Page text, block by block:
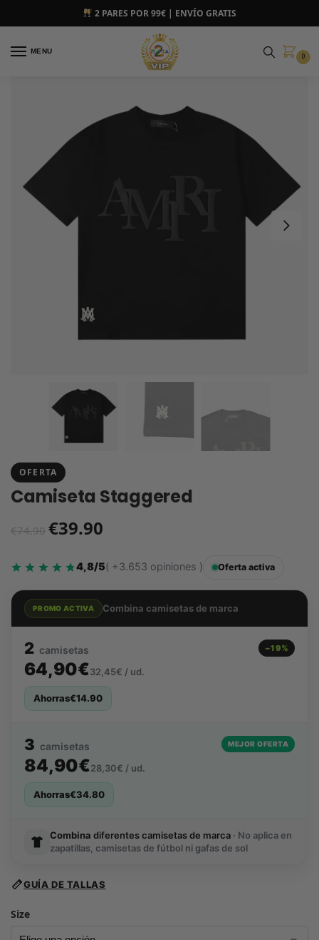
2 PARES POR 99€ | ENVÍO GRATIS
MENU
0
OFERTA
Camiseta Staggered
€74.90 €39.90
4,8/5( +3.653 opiniones ) Oferta activa
PROMO ACTIVA Combina camisetas de marca
2 camisetas −19%
64,90€32,45€ / ud.
Ahorras€14.90
3 camisetas MEJOR OFERTA
84,90€28,30€ / ud.
Ahorras€34.80
Combina diferentes camisetas de marca · No aplica en
zapatillas, camisetas de fútbol ni gafas de sol
GUÍA DE TALLAS
Size